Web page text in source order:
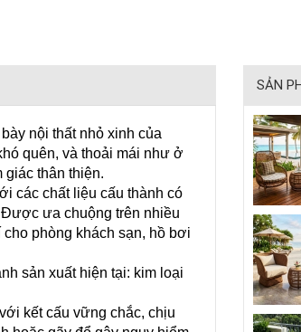
nội thất nhỏ xinh của
quên, và thoải mái như ở
giác thân thiện.
các chất liệu cấu thành có
ưa chuộng trên nhiều
phòng khách sạn, hồ bơi
sản xuất hiện tại: kim loại
kết cấu vững chắc, chịu
SẢN